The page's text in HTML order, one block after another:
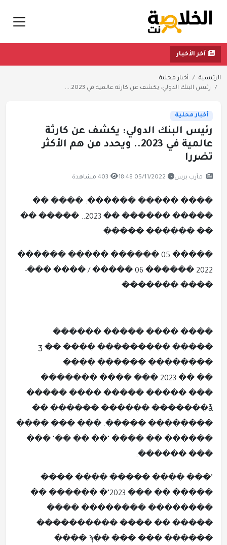
آخر الأخبار
الرئيسية
أخبار محلية
رئيس البنك الدولي: يكشف عن كارثة عالمية في 2023....
أخبار محلية
رئيس البنك الدولي: يكشف عن كارثة
عالمية في 2023.. ويحدد من هم الأكثر
تضررا
مأرب برس 05/11/2022 18:48 403 مشاهدة
���� ����� ������: ���� ��
����� ������ �� 2023.. ����� ��
�� ������ �����
����� 05 ������-����� ������
2022 ������ 06 ����� / ���� ���-
���� �������
���� ���� ����� ������
����� �����ӡ �� ���� ����
���� ������ ��������
������� ���� ��� 2023 �� ��
����� ���� ����� ����� ���
�������ǡ ������ ������ ��
�������� �����. ��� ��� ����
������ �� ���� "�� �� ��" ���
��� ������:
"��� ���� ����� ���� ����
����� �� ��� 2023"� ������ ��
�������� �������� ����
����� �� ���� ����������
������ ��� ��� ��ϡ ����